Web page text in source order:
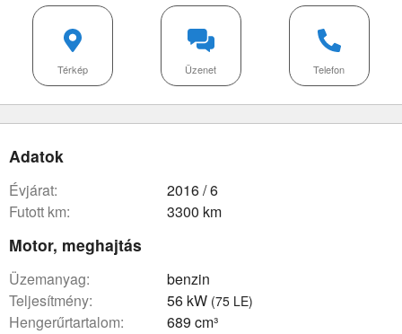
Telefon
Üzenet
Térkép
Adatok
évjárat:
2016 / 6
futott km:
3300 km
Motor, meghajtás
üzemanyag:
benzin
teljesítmény:
56 kW (75 LE)
hengerűrtartalom: 689 cm³